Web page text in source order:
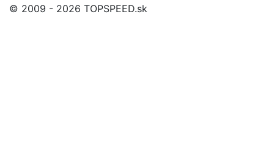
© 2009 - 2026 TOPSPEED.sk